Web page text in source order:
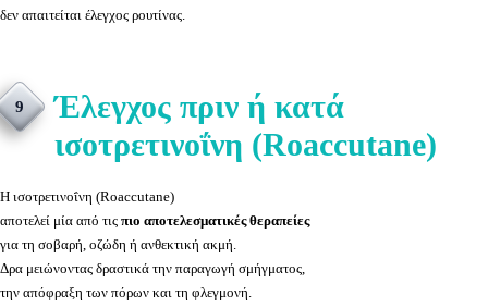
δεν απαιτείται έλεγχος ρουτίνας.
9
Έλεγχος πριν ή κατά
ισοτρετινοΐνη (Roaccutane)
Η ισοτρετινοΐνη (Roaccutane)
αποτελεί μία από τις πιο αποτελεσματικές θεραπείες
για τη σοβαρή, οζώδη ή ανθεκτική ακμή.
Δρα μειώνοντας δραστικά την παραγωγή σμήγματος,
την απόφραξη των πόρων και τη φλεγμονή.